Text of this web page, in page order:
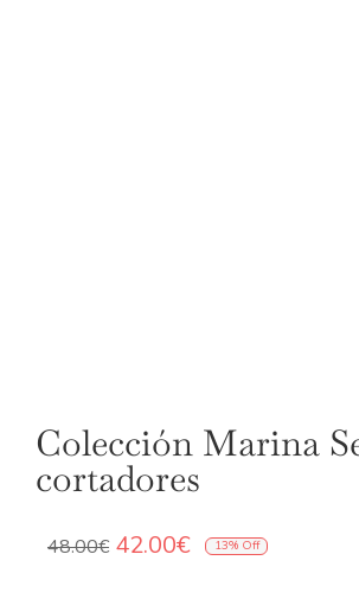
Colección Marina
cortadores
48.00€ El
42.00€El 13% Off